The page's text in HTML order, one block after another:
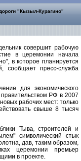
"Кызыл-Курагино"
совершит рабочую
в церемонии начала
в которое планируется
сообщает пресс-служба
для экономического
РФ в 2007
рабочих мест: только
свыше 8 тысяч
Тыва, строителей и
символический стык
дав, таким образом,
церемонии премьер
в проекте.